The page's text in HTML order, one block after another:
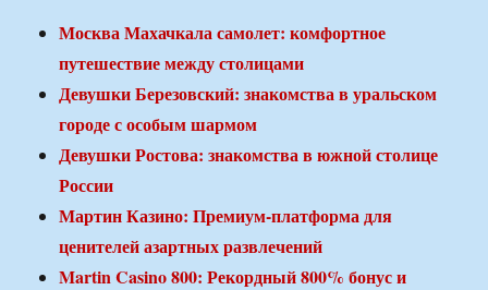
Москва Махачкала самолет: комфортное
путешествие между столицами
Девушки Березовский: знакомства в уральском
городе с особым шармом
Девушки Ростова: знакомства в южной столице
России
Мартин Казино: Премиум-платформа для
ценителей азартных развлечений
Martin Casino 800: Рекордный 800% бонус и